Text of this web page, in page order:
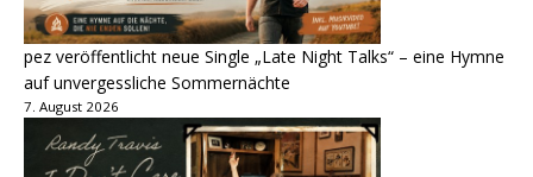
pez veröffentlicht neue Single „Late Night Talks“ – eine Hymne
auf unvergessliche Sommernächte
7. August 2026